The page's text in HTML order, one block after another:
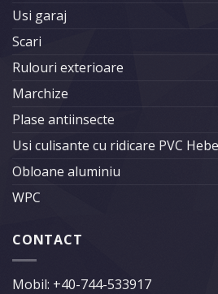
Usi garaj
Scari
Rulouri exterioare
Marchize
Plase antiinsecte
Usi culisante cu ridicare PVC
Obloane aluminiu
WPC
CONTACT
Mobil: +40-744-533917